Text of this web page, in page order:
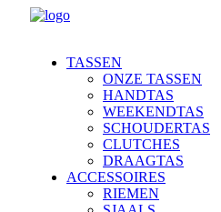
TASSEN
ONZE TASSEN
HANDTAS
WEEKENDTAS
SCHOUDERTAS
CLUTCHES
DRAAGTAS
ACCESSOIRES
RIEMEN